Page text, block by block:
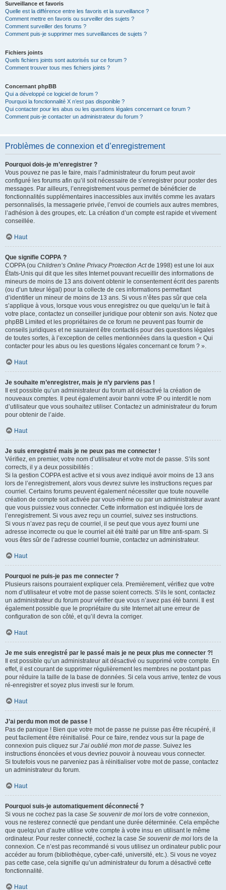
Surveillance et favoris
Quelle est la différence entre les favoris et la surveillance ?
Comment mettre en favoris ou surveiller des sujets ?
Comment surveiller des forums ?
Comment puis-je supprimer mes surveillances de sujets ?
Fichiers joints
Quels fichiers joints sont autorisés sur ce forum ?
Comment trouver tous mes fichiers joints ?
Concernant phpBB
Qui a développé ce logiciel de forum ?
Pourquoi la fonctionnalité X n’est pas disponible ?
Qui contacter pour les abus ou les questions légales concernant ce forum ?
Comment puis-je contacter un administrateur du forum ?
Problèmes de connexion et d’enregistrement
Pourquoi dois-je m’enregistrer ?
Vous pouvez ne pas le faire, mais l’administrateur du forum peut avoir
configuré les forums afin qu’il soit nécessaire de s’enregistrer pour poster des
messages. Par ailleurs, l’enregistrement vous permet de bénéficier de
fonctionnalités supplémentaires inaccessibles aux invités comme les avatars
personnalisés, la messagerie privée, l’envoi de courriels aux autres membres,
l’adhésion à des groupes, etc. La création d’un compte est rapide et vivement
conseillée.
Haut
Que signifie COPPA ?
COPPA (ou Children’s Online Privacy Protection Actde 1998) est une loi aux
États-Unis qui dit que les sites Internet pouvant recueillir des informations de
mineurs de moins de 13 ans doivent obtenir le consentement écrit des parents
(ou d’un tuteur légal) pour la collecte de ces informations permettant
d’identifier un mineur de moins de 13 ans. Si vous n’êtes pas sûr que cela
s’applique à vous, lorsque vous vous enregistrez ou que quelqu’un le fait à
votre place, contactez un conseiller juridique pour obtenir son avis. Notez que
phpBB Limited et les propriétaires de ce forum ne peuvent pas fournir de
conseils juridiques et ne sauraient être contactés pour des questions légales
de toutes sortes, à l’exception de celles mentionnées dans la question « Qui
contacter pour les abus ou les questions légales concernant ce forum ? ».
Haut
Je souhaite m’enregistrer, mais je n’y parviens pas !
Il est possible qu’un administrateur du forum ait désactivé la création de
nouveaux comptes. Il peut également avoir banni votre IP ou interdit le nom
d’utilisateur que vous souhaitez utiliser. Contactez un administrateur du forum
pour obtenir de l’aide.
Haut
Je suis enregistré mais je ne peux pas me connecter !
Vérifiez, en premier, votre nom d’utilisateur et votre mot de passe. S’ils sont
corrects, il y a deux possibilités :
Si la gestion COPPA est active et si vous avez indiqué avoir moins de 13 ans
lors de l’enregistrement, alors vous devrez suivre les instructions reçues par
courriel. Certains forums peuvent également nécessiter que toute nouvelle
création de compte soit activée par vous-même ou par un administrateur avant
que vous puissiez vous connecter. Cette information est indiquée lors de
l’enregistrement. Si vous avez reçu un courriel, suivez ses instructions.
Si vous n’avez pas reçu de courriel, il se peut que vous ayez fourni une
adresse incorrecte ou que le courriel ait été traité par un filtre anti-spam. Si
vous êtes sûr de l’adresse courriel fournie, contactez un administrateur.
Haut
Pourquoi ne puis-je pas me connecter ?
Plusieurs raisons pourraient expliquer cela. Premièrement, vérifiez que votre
nom d’utilisateur et votre mot de passe soient corrects. S’ils le sont, contactez
un administrateur du forum pour vérifier que vous n’avez pas été banni. Il est
également possible que le propriétaire du site Internet ait une erreur de
configuration de son côté, et qu’il devra la corriger.
Haut
Je me suis enregistré par le passé mais je ne peux plus me connecter ?!
Il est possible qu’un administrateur ait désactivé ou supprimé votre compte. En
effet, il est courant de supprimer régulièrement les membres ne postant pas
pour réduire la taille de la base de données. Si cela vous arrive, tentez de vous
ré-enregistrer et soyez plus investi sur le forum.
Haut
J’ai perdu mon mot de passe !
Pas de panique ! Bien que votre mot de passe ne puisse pas être récupéré, il
peut facilement être réinitialisé. Pour ce faire, rendez vous sur la page de
connexion puis cliquez sur J’ai oublié mon mot de passe. Suivez les
instructions énoncées et vous devriez pouvoir à nouveau vous connecter.
Si toutefois vous ne parveniez pas à réinitialiser votre mot de passe, contactez
un administrateur du forum.
Haut
Pourquoi suis-je automatiquement déconnecté ?
Si vous ne cochez pas la case Se souvenir de moi lors de votre connexion,
vous ne resterez connecté que pendant une durée déterminée. Cela empêche
que quelqu’un d’autre utilise votre compte à votre insu en utilisant le même
ordinateur. Pour rester connecté, cochez la case Se souvenir de moi lors de la
connexion. Ce n’est pas recommandé si vous utilisez un ordinateur public pour
accéder au forum (bibliothèque, cyber-café, université, etc.). Si vous ne voyez
pas cette case, cela signifie qu’un administrateur du forum a désactivé cette
fonctionnalité.
Haut